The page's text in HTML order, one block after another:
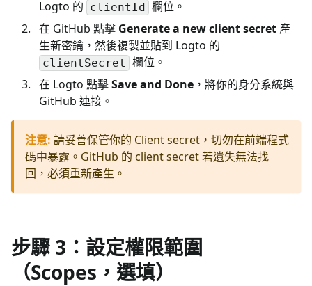
Logto 的 clientId 欄位。
在 GitHub 點擊 Generate a new client secret 產
生新密鑰，然後複製並貼到 Logto 的
clientSecret 欄位。
在 Logto 點擊Save and Done ，將你的身分系統與
GitHub 連接。
注意: 請妥善保管你的 Client secret，切勿在前端程式
碼中暴露。GitHub 的 client secret 若遺失無法找
回，必須重新產生。
步驟 3：設定權限範圍
（Scopes，選填）